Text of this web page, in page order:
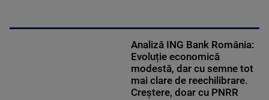
Analiză ING Bank România:
Evoluție economică
modestă, dar cu semne tot
mai clare de reechilibrare.
Creștere, doar cu PNRR